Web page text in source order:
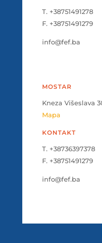
T. +38751491278
F. +38751491279
info@fef.ba
MOSTAR
Kneza Višeslava
Mapa
KONTAKT
T. +38736397378
F. +38751491279
info@fef.ba